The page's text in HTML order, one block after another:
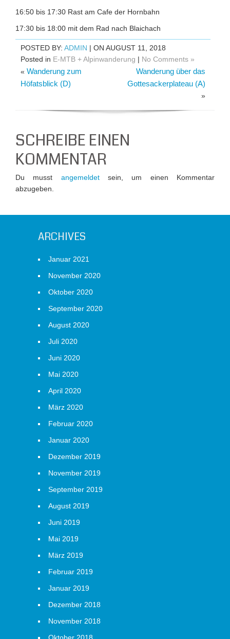
16:50 bis 17:30 Rast am Cafe der Hornbahn
17:30 bis 18:00 mit dem Rad nach Blaichach
POSTED BY: ADMIN | ON AUGUST 11, 2018
Posted in E-MTB + Alpinwanderung | No Comments »
« Wanderung zum
Höfatsblick (D)
Wanderung über das
Gottesackerplateau (A)
»
SCHREIBE EINEN
KOMMENTAR
Du musst angemeldetsein, um einen Kommentar
abzugeben.
ARCHIVES
Januar 2021
November 2020
Oktober 2020
September 2020
August 2020
Juli 2020
Juni 2020
Mai 2020
April 2020
März 2020
Februar 2020
Januar 2020
Dezember 2019
November 2019
September 2019
August 2019
Juni 2019
Mai 2019
März 2019
Februar 2019
Januar 2019
Dezember 2018
November 2018